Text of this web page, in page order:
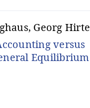
Georg Hirte
versus
Equilibrium